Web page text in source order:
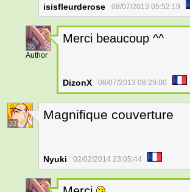
isisfleurderose 08/07/2013 05:52:19
35
Author
Merci beaucoup ^^
DizonX 08/07/2013 08:29:00
33
Magnifique couverture
Nyuki 02/02/2014 23:05:44